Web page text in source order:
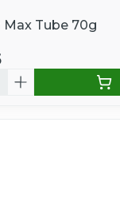
Max Tube 70g